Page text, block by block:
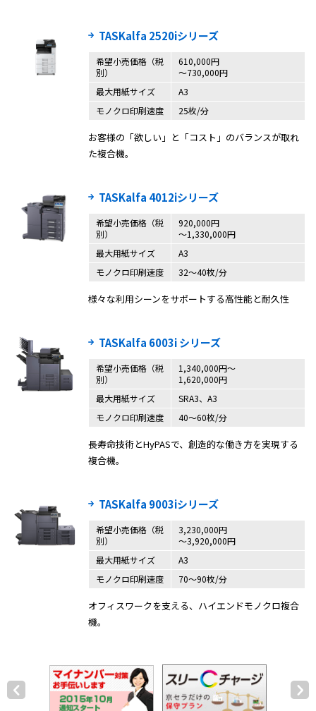
TASKalfa 2520iシリーズ
希望小売価格（税
別）
610,000円
〜730,000円
最大用紙サイズ
A3
モノクロ印刷速度
25枚/分
お客様の「欲しい」と「コスト」のバランスが取れ
た複合機。
TASKalfa 4012iシリーズ
希望小売価格（税
別）
920,000円
～1,330,000円
最大用紙サイズ
A3
モノクロ印刷速度
32～40枚/分
様々な利用シーンをサポートする高性能と耐久性
TASKalfa 6003i シリーズ
希望小売価格（税
別）
1,340,000円〜
1,620,000円
最大用紙サイズ
SRA3、A3
モノクロ印刷速度
40〜60枚/分
長寿命技術とHyPASで、創造的な働き方を実現する
複合機。
TASKalfa 9003iシリーズ
希望小売価格（税
別）
3,230,000円
～3,920,000円
最大用紙サイズ
A3
モノクロ印刷速度
70～90枚/分
オフィスワークを支える、ハイエンドモノクロ複合
機。